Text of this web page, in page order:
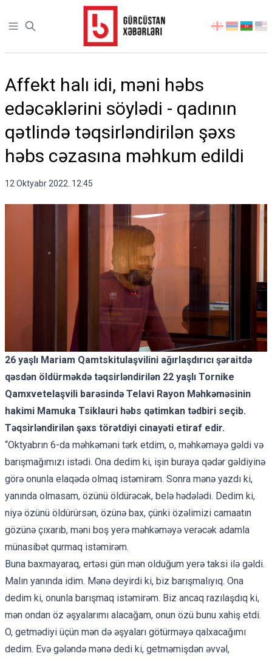
Open sidebar
აირჩიეთ
Affekt halı idi, məni həbs
edəcəklərini söylədi - qadının
qətlində təqsirləndirilən şəxs
həbs cəzasına məhkum edildi
12 Oktyabr 2022. 12:45
26 yaşlı Mariam Qamtskitulaşvilini ağırlaşdırıcı şəraitdə
qəsdən öldürməkdə təqsirləndirilən 22 yaşlı Tornike
Qamxvetelaşvili barəsində Telavi Rayon Məhkəməsinin
hakimi Mamuka Tsiklauri həbs qətimkan tədbiri seçib.
Təqsirləndirilən şəxs törətdiyi cinayəti etiraf edir.
“Oktyabrın 6-da məhkəməni tərk etdim, o, məhkəməyə gəldi və
barışmağımızı istədi. Ona dedim ki, işin buraya qədər gəldiyinə
görə onunla elaqədə olmaq istəmirəm. Sonra mənə yazdı ki,
yanında olmasam, özünü öldürəcək, belə hədələdi. Dedim ki,
niyə özünü öldürürsən, özünə bax, çünki özəlimizi camaatın
gözünə çıxarıb, məni boş yerə məhkəməyə verəcək adamla
münasibət qurmaq istəmirəm.
Buna baxmayaraq, ertəsi gün mən olduğum yerə taksi ilə gəldi.
Malın yanında idim. Mənə deyirdi ki, biz barışmalıyıq. Ona
dedim ki, onunla barışmaq istəmirəm. Biz ancaq razılaşdıq ki,
mən ondan öz əşyalarımı alacağam, onun özü bunu xahiş etdi.
O, getmədiyi üçün mən də əşyaları götürməyə qalxacağımı
dedim. Evə gələndə mənə dedi ki, getməmişdən əvvəl,